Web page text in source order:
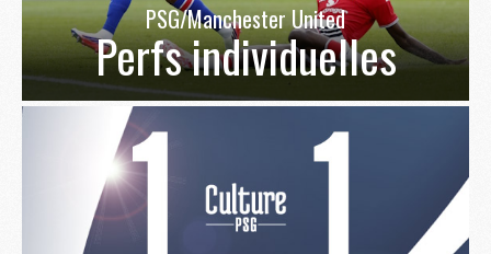
PSG/Manchester United
Perfs individuelles